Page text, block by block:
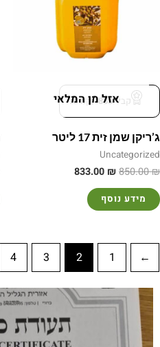
אזל מן המלאיקבל 833 נקודות
ג’ריקן שמן זית 17 ליטר
Uncategorized
850.00₪
833.00 ₪
מידע נוסף
→
1
2
3
4